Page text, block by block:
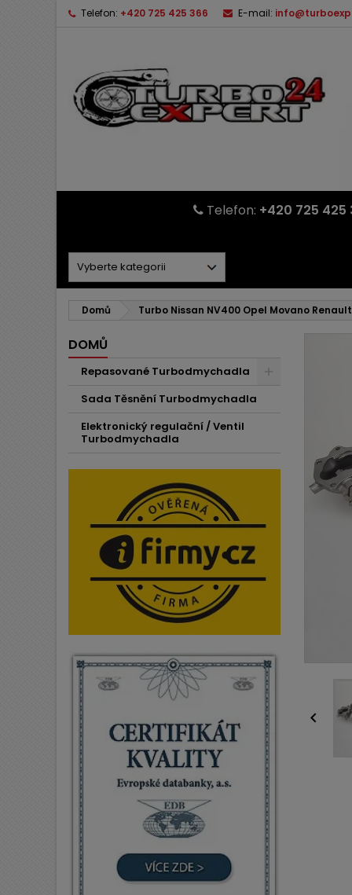
Telefon: +420 725 425 366 E-mail:
Telefon: +420 725 425
Domů Turbo Nissan NV400 Opel Movano
DOMŮ
Repasované Turbodmychadla
Sada Těsnění Turbodmychadla
Elektronický regulační / Ventil
Turbodmychadla
